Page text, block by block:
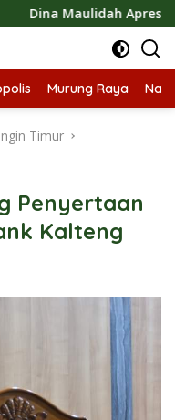
Apresiasi Festival
Murung Raya
Timur
Penyertaan
Kalteng